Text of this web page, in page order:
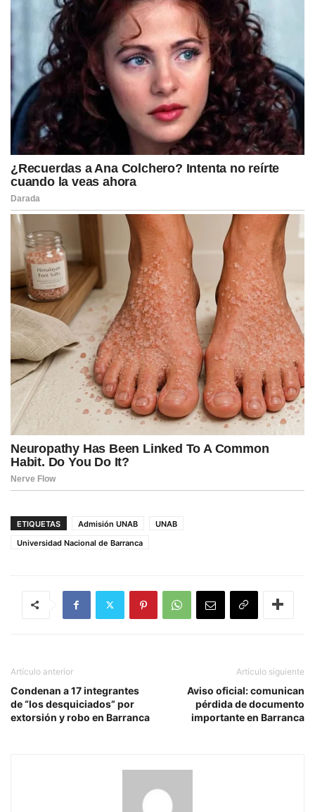
ETIQUETAS Admisión UNAB
UNAB
Universidad Nacional de Barranca
Artículo anterior
Condenan a 17 integrantes
de “los desquiciados” por
extorsión y robo en Barranca
Artículo siguiente
Aviso oficial: comunican
pérdida de documento
importante en Barranca